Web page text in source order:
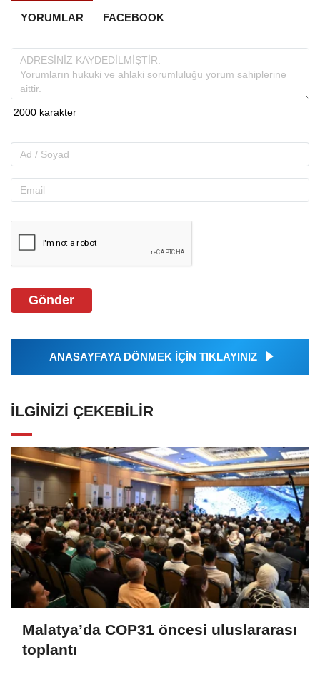
YORUMLAR FACEBOOK
Gönder
ANASAYFAYA DÖNMEK İÇİN TIKLAYINIZ
İLGINIZI ÇEKEBILIR
Malatya’da COP31 öncesi uluslararası
toplantı